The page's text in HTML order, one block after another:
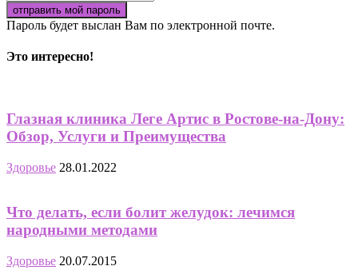
Пароль будет выслан Вам по электронной почте.
Это интересно!
Глазная клиника Леге Артис в Ростове-на-Дону:
Обзор, Услуги и Преимущества
Здоровье 28.01.2022
Что делать, если болит желудок: лечимся
народными методами
Здоровье 20.07.2015